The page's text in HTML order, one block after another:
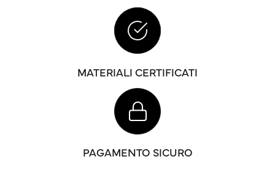
MATERIALI CERTIFICATI
PAGAMENTO SICURO